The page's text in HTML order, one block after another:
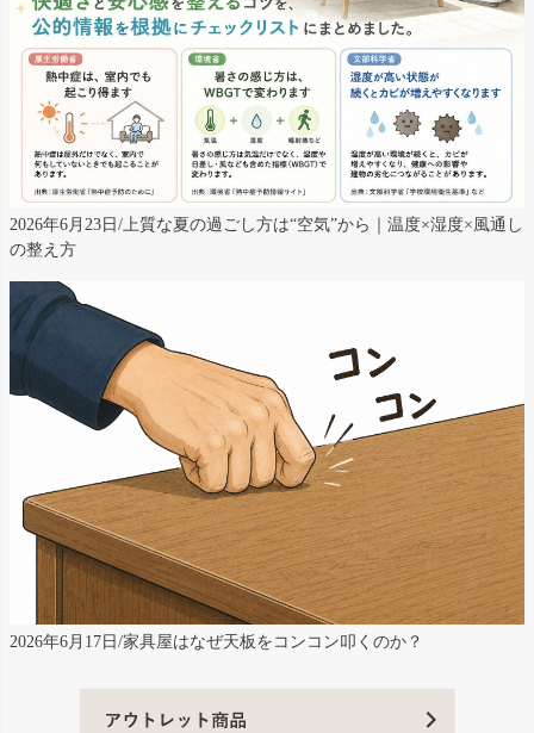
2026年6月23日/上質な夏の過ごし方は“空気”から｜温度×湿度×風通し
の整え方
2026年6月17日/家具屋はなぜ天板をコンコン叩くのか？